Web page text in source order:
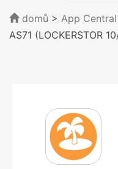
domů > App Central
AS71 (LOCKERSTOR